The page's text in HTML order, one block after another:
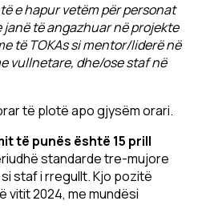
e hapur vetëm për personat
janë të angazhuar në projekte
të TOKAs si mentor/liderë në
vullnetare, dhe/ose staf në
të plotë apo gjysëm orari.
të punës është 15 prill
standarde tre-mujore
staf i rregullt. Kjo pozitë
vitit 2024, me mundësi